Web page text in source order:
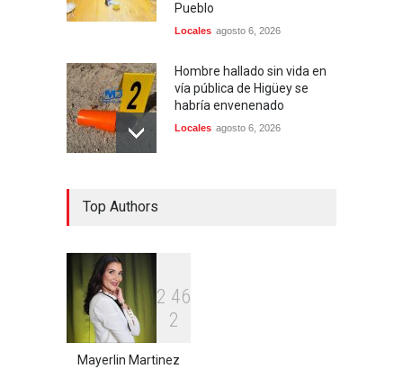
Pueblo
Locales agosto 6, 2026
Hombre hallado sin vida en
vía pública de Higüey se
habría envenenado
Locales agosto 6, 2026
Condenan dos miembros de
red transnacional de
desarticulada en San Pedro
Top Authors
2 46
2
Mayerlin Martinez